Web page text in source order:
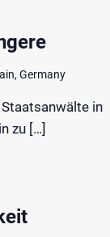
Germany
in
zu […]